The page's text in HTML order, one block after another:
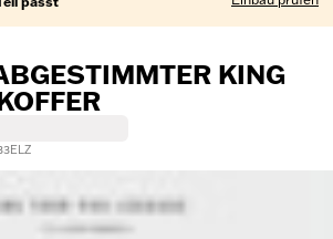
KING